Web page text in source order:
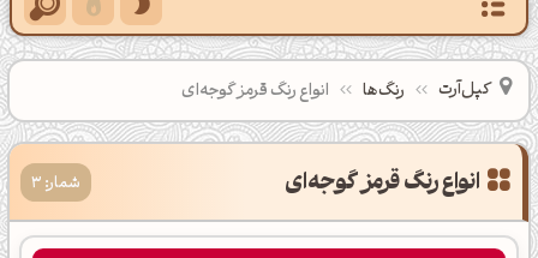
کپل‌آرت رنگ‌ها انواع رنگ قرمز گوجه‌ای
شمار: 3